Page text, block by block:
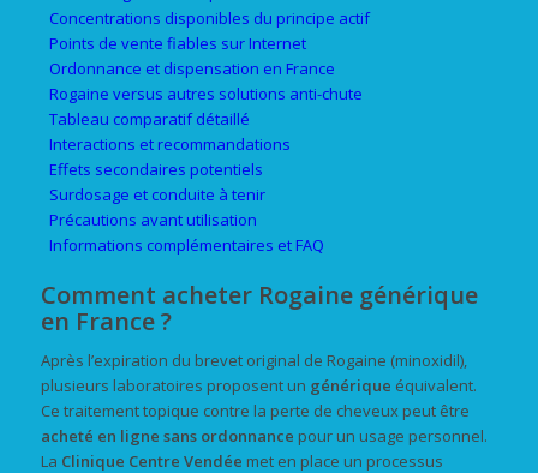
Concentrations disponibles du principe actif
Points de vente fiables sur Internet
Ordonnance et dispensation en France
Rogaine versus autres solutions anti-chute
Tableau comparatif détaillé
Interactions et recommandations
Effets secondaires potentiels
Surdosage et conduite à tenir
Précautions avant utilisation
Informations complémentaires et FAQ
Comment acheter Rogaine générique
en France ?
Après l’expiration du brevet original de Rogaine (minoxidil),
plusieurs laboratoires proposent un générique équivalent.
Ce traitement topique contre la perte de cheveux peut être
acheté en ligne sans ordonnance pour un usage personnel.
La Clinique Centre Vendée met en place un processus